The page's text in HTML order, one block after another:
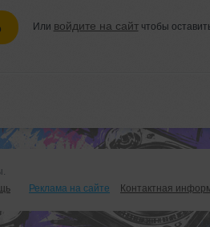
Или войдите на сайтчтобы
Реклама на сайте Контактная